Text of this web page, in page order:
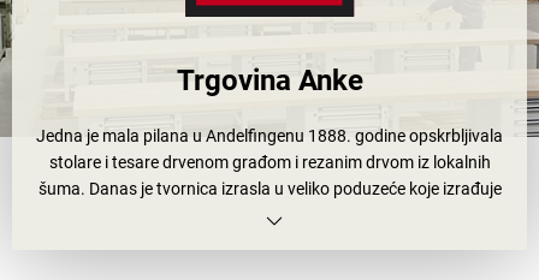
Trgovina Anke
Jedna je mala pilana u Andelfingenu 1888. godine opskrbljivala
stolare i tesare drvenom građom i rezanim drvom iz lokalnih
šuma. Danas je tvornica izrasla u veliko poduzeće koje izrađuje
inovativne proizvode od drva bukve i čeličnog lima. Pritom drvo